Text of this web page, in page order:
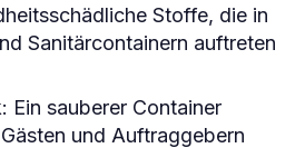
Stoffe, die in
Sanitärcontainern auftreten
Ein sauberer Container
und Auftraggebern